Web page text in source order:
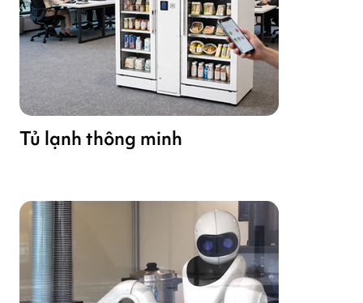
Tủ lạnh thông minh